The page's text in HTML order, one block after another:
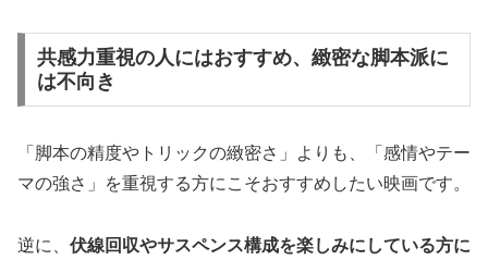
共感力重視の人にはおすすめ、緻密な脚本派に
は不向き
「脚本の精度やトリックの緻密さ」よりも、「感情やテー
マの強さ」を重視する方にこそおすすめしたい映画です。
逆に、 伏線回収やサスペンス構成を楽しみにしている方に